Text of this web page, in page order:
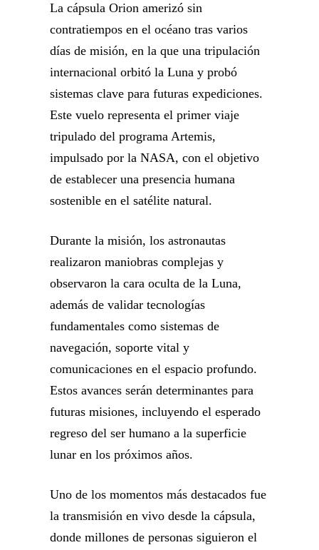
La cápsula Orion amerizó sin
contratiempos en el océano tras varios
días de misión, en la que una tripulación
internacional orbitó la Luna y probó
sistemas clave para futuras expediciones.
Este vuelo representa el primer viaje
tripulado del programa Artemis,
impulsado por la NASA, con el objetivo
de establecer una presencia humana
sostenible en el satélite natural.
Durante la misión, los astronautas
realizaron maniobras complejas y
observaron la cara oculta de la Luna,
además de validar tecnologías
fundamentales como sistemas de
navegación, soporte vital y
comunicaciones en el espacio profundo.
Estos avances serán determinantes para
futuras misiones, incluyendo el esperado
regreso del ser humano a la superficie
lunar en los próximos años.
Uno de los momentos más destacados fue
la transmisión en vivo desde la cápsula,
donde millones de personas siguieron el